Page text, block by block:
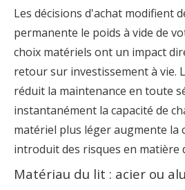
Les décisions d'achat modifient
permanente le poids à vide de
choix matériels ont un impact
retour sur investissement à vie.
réduit la maintenance en toute
instantanément la capacité de
matériel plus léger augmente la
introduit des risques en matière
Matériau du lit : acier ou